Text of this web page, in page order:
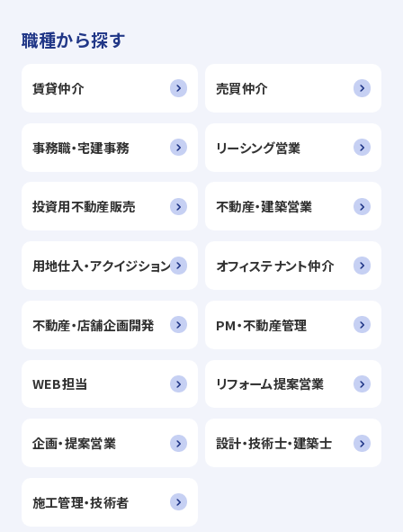
職種から探す
賃貸仲介 売買仲介
事務職・宅建事務 リーシング営業
投資用不動産販売 不動産・建築営業
用地仕入・アクイジション オフィステナント仲介
不動産・店舗企画開発 PM・不動産管理
WEB担当 リフォーム提案営業
企画・提案営業 設計・技術士・建築士
施工管理・技術者